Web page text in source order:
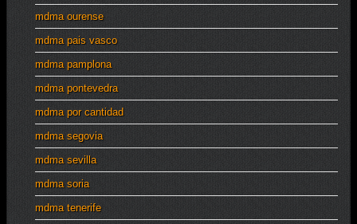
mdma ourense
mdma pais vasco
mdma pamplona
mdma pontevedra
mdma por cantidad
mdma segovia
mdma sevilla
mdma soria
mdma tenerife